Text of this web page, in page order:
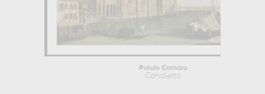
Palais Cornaro
Canaletto